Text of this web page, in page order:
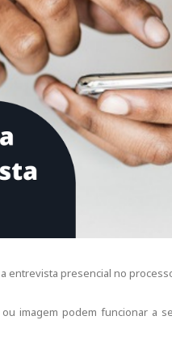
entrevista presencial no
imagem podem funcionar a